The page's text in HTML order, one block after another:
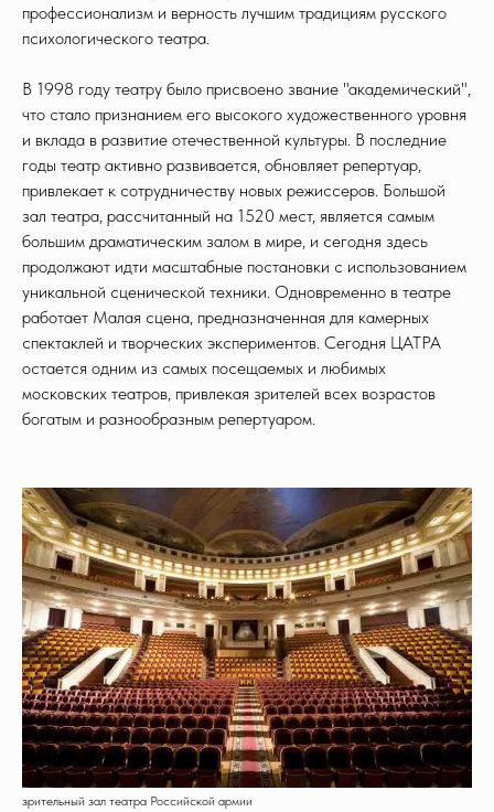
профессионализм и верность лучшим традициям русского
психологического театра.
В 1998 году театру было присвоено звание "академический",
что стало признанием его высокого художественного уровня
и вклада в развитие отечественной культуры. В последние
годы театр активно развивается, обновляет репертуар,
привлекает к сотрудничеству новых режиссеров. Большой
зал театра, рассчитанный на 1520 мест, является самым
большим драматическим залом в мире, и сегодня здесь
продолжают идти масштабные постановки с использованием
уникальной сценической техники. Одновременно в театре
работает Малая сцена, предназначенная для камерных
спектаклей и творческих экспериментов. Сегодня ЦАТРА
остается одним из самых посещаемых и любимых
московских театров, привлекая зрителей всех возрастов
богатым и разнообразным репертуаром.
зрительный зал театра Российской армии